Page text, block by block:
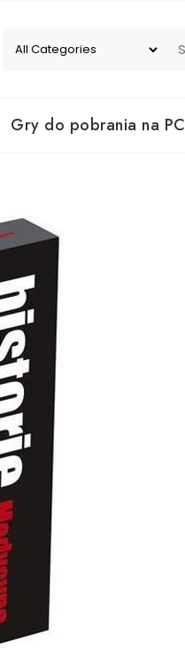
Gry do pobrania na PC